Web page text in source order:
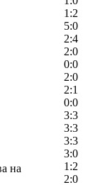
1:2
5:0
2:4
2:0
0:0
2:0
2:1
0:0
3:3
3:3
3:3
3:0
1:2
2:0
на